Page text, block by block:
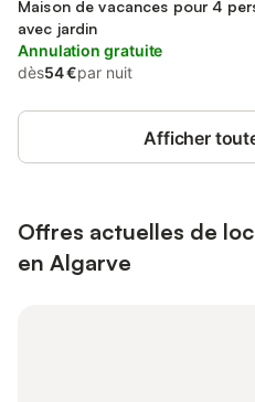
Parque Natural da Ria Formosa
Maison de vacances pour 4
avec jardin
Annulation gratuite
dès54 €par nuit
Afficher
Offres actuelles de
en Algarve